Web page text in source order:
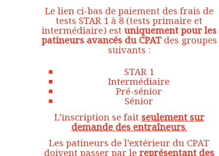
Le lien ci-bas de paiement des frais de
tests STAR 1 à 8 (tests primaire et
intermédiaire) est uniquement pour les
patineurs avancés du CPATdes groupes
suivants :
STAR 1
Intermédiaire
Pré-sénior
Sénior
L’inscription se fait seulement sur
demande des entraîneurs.
Les patineurs de l’extérieur du CPAT
doivent passer par le représentant des